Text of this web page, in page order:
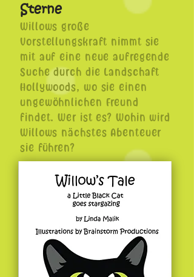
Sterne
Willows große
Vorstellungskraft nimmt sie
mit auf eine neue aufregende
Suche durch die Landschaft
Hollywoods, wo sie einen
ungewöhnlichen Freund
findet. Wer ist es? Wohin wird
Willows nächstes Abenteuer
sie führen?